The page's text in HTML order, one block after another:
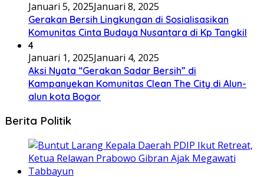
Januari 5, 2025Januari 8, 2025
Gerakan Bersih Lingkungan di Sosialisasikan
Komunitas Cinta Budaya Nusantara di Kp Tangkil
4
Januari 1, 2025Januari 4, 2025
Aksi Nyata “Gerakan Sadar Bersih” di
Kampanyekan Komunitas Clean The City di Alun-
alun kota Bogor
Berita Politik